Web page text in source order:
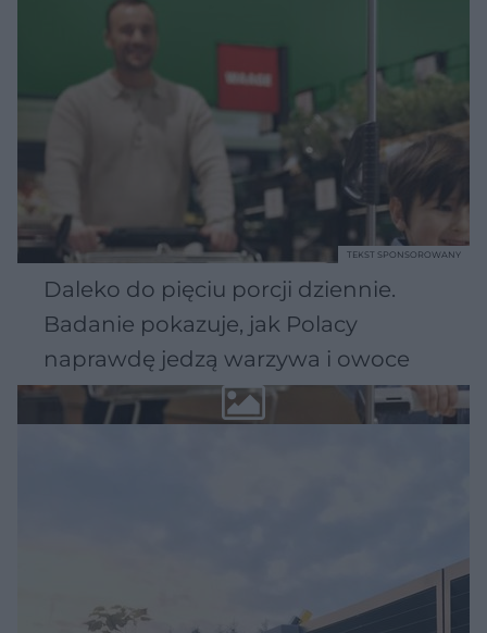
Daleko do pięciu porcji dziennie.
Badanie pokazuje, jak Polacy
naprawdę jedzą warzywa i owoce
TEKST SPONSOROWANY